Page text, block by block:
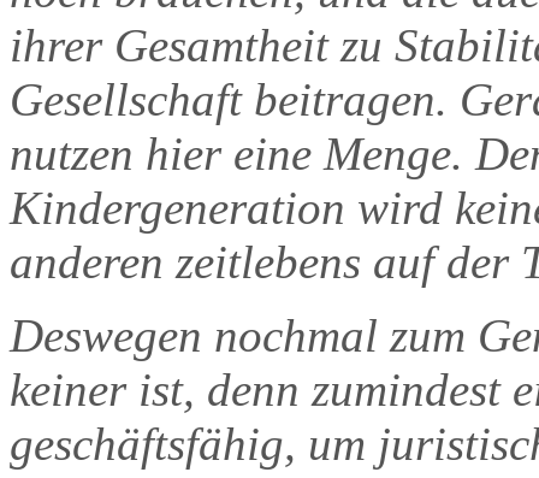
ihrer Gesamtheit zu
Gesellschaft beitragen.
nutzen hier eine Menge.
Kindergeneration wird
anderen zeitlebens auf der
Deswegen nochmal zum
keiner ist, denn zumindest
geschäftsfähig, um